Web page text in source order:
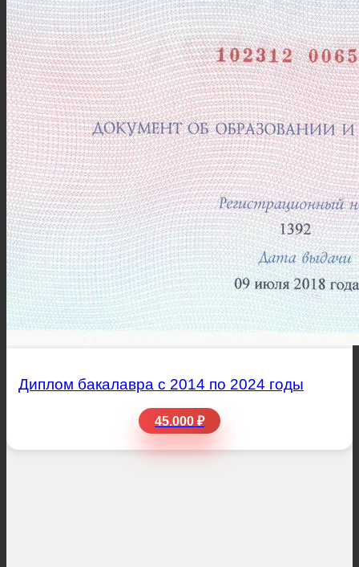
Диплом бакалавра с 2014 по 2024 годы
45.000 ₽